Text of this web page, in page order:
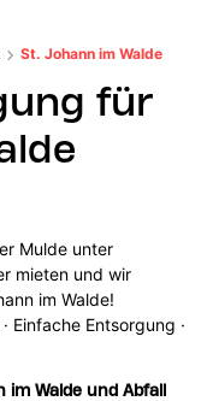
St. Johann im Walde
für
Mulde unter
mieten und wir
im Walde!
Einfache Entsorgung ·
im Walde und Abfall